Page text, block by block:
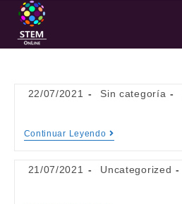
22/07/2021 Sin categoría
Continuar Leyendo
21/07/2021 Uncategorized